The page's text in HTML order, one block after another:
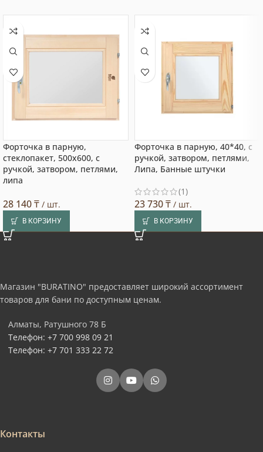
Форточка в парную,
стеклопакет, 500х600, с
ручкой, затвором, петлями,
липа
28 140₸ / шт.
В КОРЗИНУ
Форточка в парную, 40*40, с
ручкой, затвором, петлями,
Липа, Банные штучки
(1)
23 730₸ / шт.
В КОРЗИНУ
Магазин "BURATINO" предоставляет широкий ассортимент
товаров для бани по доступным ценам.
Алматы, Ратушного 78 Б
Телефон: +7 700 998 09 21
Телефон: +7 701 333 22 72
Контакты